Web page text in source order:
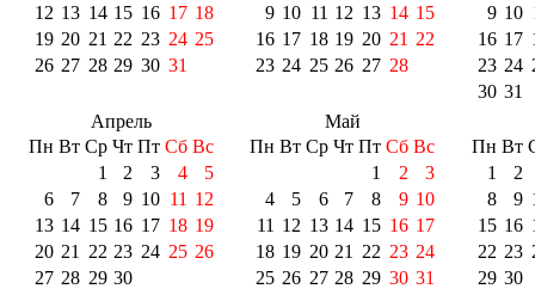
12 13 14 15 16 17 18
19 20 21 22 23 24 25
26 27 28 29 30 31
9 10 11 12 13 14 15
16 17 18 19 20 21 22
23 24 25 26 27 28
9 10
16 17
23 24
30 31
Апрель
Пн Вт Ср Чт Пт Сб Вс
1
2 3 4
5
6
7 8 9 10 11 12
13 14 15 16 17 18 19
20 21 22 23 24 25 26
27 28 29 30
Май
Пн Вт Ср Чт Пт Сб Вс
1
2
3
4
5 6 7 8 9 10
11 12 13 14 15 16 17
18 19 20 21 22 23 24
25 26 27 28 29 30 31
Пн Вт
1
2
8
9
15 16
22 23
29 30